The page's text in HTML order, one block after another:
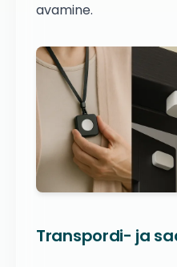
avamine.
Transpordi- ja